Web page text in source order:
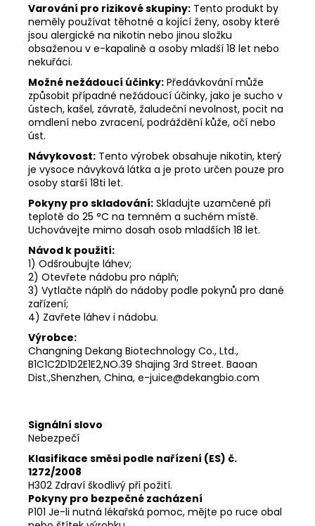
Varování pro rizikové skupiny: Tento produkt by
neměly používat těhotné a kojící ženy, osoby které
jsou alergické na nikotin nebo jinou složku
obsaženou v e-kapalině a osoby mladší 18 let nebo
nekuřáci.
Možné nežádoucí účinky: Předávkování může
způsobit případné nežádoucí účinky, jako je sucho v
ústech, kašel, závratě, žaludeční nevolnost, pocit na
omdlení nebo zvracení, podráždění kůže, očí nebo
úst.
Návykovost: Tento výrobek obsahuje nikotin, který
je vysoce návyková látka a je proto určen pouze pro
osoby starší 18ti let.
Pokyny pro skladování: Skladujte uzamčené při
teplotě do 25 °C na temném a suchém místě.
Uchovávejte mimo dosah osob mladších 18 let.
Návod k použití:
1) Odšroubujte láhev;
2) Otevřete nádobu pro náplň;
3) Vytlačte náplň do nádoby podle pokynů pro dané
zařízení;
4) Zavřete láhev i nádobu.
Výrobce:
Changning Dekang Biotechnology Co., Ltd.,
B1C1C2D1D2E1E2,NO.39 Shajing 3rd Street. Baoan
Dist.,Shenzhen, China, e-juice@dekangbio.com
Signální slovo
Nebezpečí
Klasifikace směsi podle nařízení (ES) č.
1272/2008
H302 Zdraví škodlivý při požití.
Pokyny pro bezpečné zacházení
P101 Je-li nutná lékařská pomoc, mějte po ruce obal